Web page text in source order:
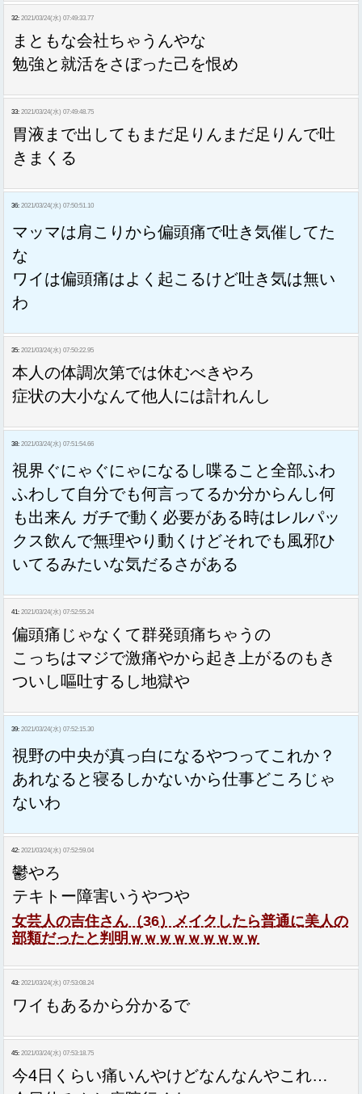
32: 2021/03/24(水) 07:49:33.77
まともな会社ちゃうんやな
勉強と就活をさぼった己を恨め
33: 2021/03/24(水) 07:49:48.75
胃液まで出してもまだ足りんまだ足りんで吐
きまくる
36: 2021/03/24(水) 07:50:51.10
マッマは肩こりから偏頭痛で吐き気催してた
な
ワイは偏頭痛はよく起こるけど吐き気は無い
わ
35: 2021/03/24(水) 07:50:22.95
本人の体調次第では休むべきやろ
症状の大小なんて他人には計れんし
38: 2021/03/24(水) 07:51:54.66
視界ぐにゃぐにゃになるし喋ること全部ふわ
ふわして自分でも何言ってるか分からんし何
も出来ん ガチで動く必要がある時はレルパッ
クス飲んで無理やり動くけどそれでも風邪ひ
いてるみたいな気だるさがある
41: 2021/03/24(水) 07:52:55.24
偏頭痛じゃなくて群発頭痛ちゃうの
こっちはマジで激痛やから起き上がるのもき
ついし嘔吐するし地獄や
39: 2021/03/24(水) 07:52:15.30
視野の中央が真っ白になるやつってこれか？
あれなると寝るしかないから仕事どころじゃ
ないわ
42: 2021/03/24(水) 07:52:59.04
鬱やろ
テキトー障害いうやつや
女芸人の吉住さん（36）メイクしたら普通に美人の
部類だったと判明ｗｗｗｗｗｗｗｗｗ
43: 2021/03/24(水) 07:53:08.24
ワイもあるから分かるで
45: 2021/03/24(水) 07:53:18.75
今4日くらい痛いんやけどなんなんやこれ…